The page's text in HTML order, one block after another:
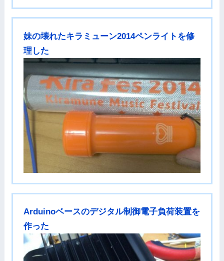
妹の壊れたキラミューン2014ペンライトを修
理した
Arduinoベースのデジタル制御電子負荷装置を
作った